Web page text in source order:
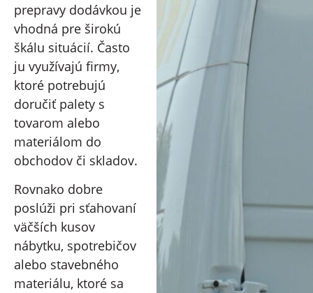
prepravy dodávkou je
vhodná pre širokú
škálu situácií. Často
ju využívajú firmy,
ktoré potrebujú
doručiť palety s
tovarom alebo
materiálom do
obchodov či skladov.
Rovnako dobre
poslúži pri sťahovaní
väčších kusov
nábytku, spotrebičov
alebo stavebného
materiálu, ktoré sa